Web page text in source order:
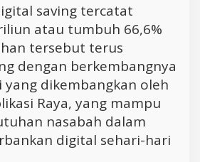
saving tercatat
atau tumbuh 66,6%
tersebut terus
dengan berkembangnya
dikembangkan oleh
Raya, yang mampu
nasabah dalam
digital sehari-hari